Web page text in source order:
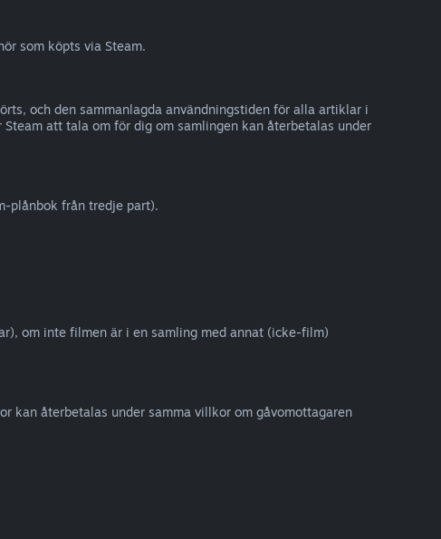
som köpts via Steam.
och den sammanlagda användningstiden för alla artiklar i
att tala om för dig om samlingen kan återbetalas under
plånbok från tredje part).
om inte filmen är i en samling med annat (icke-film)
kan återbetalas under samma villkor om gåvomottagaren